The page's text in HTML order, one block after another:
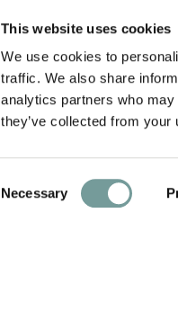
This website uses cookies
We use cookies to
traffic. We also share
analytics partners who
they’ve collected from
Selection
Necessary